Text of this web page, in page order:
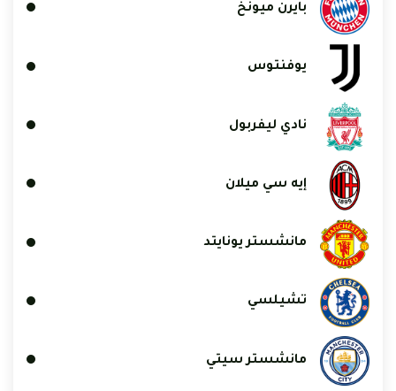
بايرن ميونخ
يوفنتوس
نادي ليفربول
إيه سي ميلان
مانشستر يونايتد
تشيلسي
مانشستر سيتي